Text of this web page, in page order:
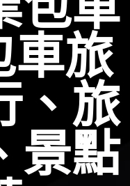
車旅
、旅
景點